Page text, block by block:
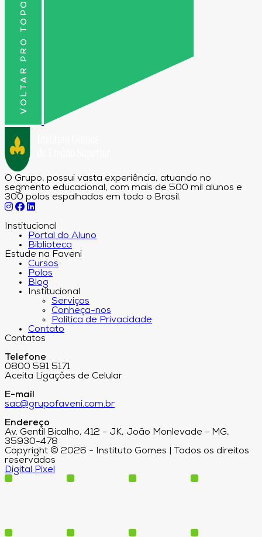
VOLTAR PRO TOPO
O Grupo, possui vasta experiência, atuando no
segmento educacional, com mais de 500 mil alunos e
300 polos espalhados em todo o Brasil.
Institucional
Portal do Aluno
Biblioteca
Estude na Faveni
Cursos
Polos
Blog
Institucional
Serviços
Conheça-nos
Política de Privacidade
Contato
Contatos
Telefone
0800 591 5171
Aceita Ligações de Celular
E-mail
sac@grupofaveni.com.br
Endereço
Av. Gentil Bicalho, 412 - JK, João Monlevade - MG,
35930-478
Copyright © 2026 - Instituto Gomes | Todos os direitos
reservados
Digital Pixel